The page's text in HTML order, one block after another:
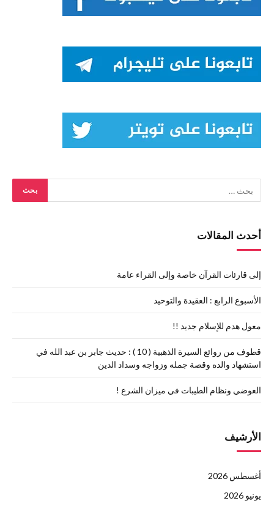
أحدث المقالات
إلى قارئات القرآن خاصة وإلى القراء عامة
الأسبوع الرابع : العقيدة والتوحيد
معول هدم للإسلام جديد !!
قطوف من روائع السيرة الذهبية ( 10 ) : حديث جابر بن عبد الله في
استشهاد والده وقصة جمله وزواجه وسداد الدين
العوضي ونظام الطيبات في ميزان الشرع !
الأرشيف
أغسطس 2026
يونيو 2026